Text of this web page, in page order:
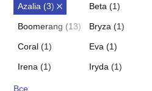
Azalia (3) Beta (1)
Boomerang (13) Bryza (1)
Coral (1) Eva (1)
Irena (1) Iryda (1)
Все